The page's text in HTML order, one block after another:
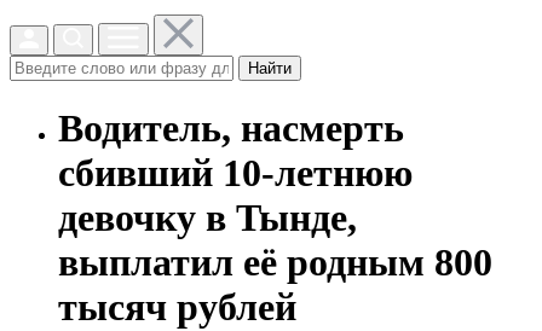
Найти
Водитель, насмерть
сбивший 10-летнюю
девочку в Тынде,
выплатил её родным 800
тысяч рублей